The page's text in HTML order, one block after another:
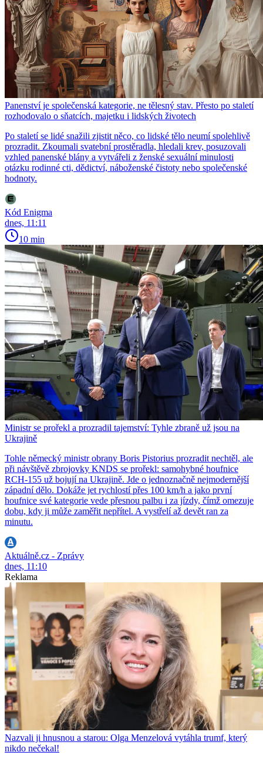
Panenství je společenská kategorie, ne tělesný stav. Přesto po staletí
rozhodovalo o sňatcích, majetku i lidských životech
Po staletí se lidé snažili zjistit něco, co lidské tělo neumí spolehlivě
prozradit. Zkoumali svatební prostěradla, hledali krev, posuzovali
vzhled panenské blány a vytvářeli z ženské sexuální minulosti
otázku rodinné cti, dědictví, náboženské čistoty nebo společenské
hodnoty.
Kód Enigma
dnes, 11:11
10 min
Ministr se prořekl a prozradil tajemství: Tyhle zbraně už jsou na
Ukrajině
Tohle německý ministr obrany Boris Pistorius prozradit nechtěl, ale
při návštěvě zbrojovky KNDS se prořekl: samohybné houfnice
RCH-155 už bojují na Ukrajině. Jde o jednoznačně nejmodernější
západní dělo. Dokáže jet rychlostí přes 100 km/h a jako první
houfnice své kategorie vede přesnou palbu i za jízdy, čímž omezuje
dobu, kdy ji může zaměřit nepřítel. A vystřelí až devět ran za
minutu.
Aktuálně.cz - Zprávy
dnes, 11:10
Reklama
Nazvali ji hnusnou a starou: Olga Menzelová vytáhla trumf, který
nikdo nečekal!